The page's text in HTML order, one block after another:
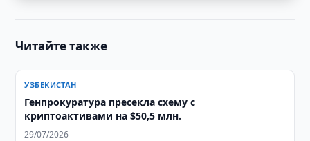
Читайте также
УЗБЕКИСТАН
Генпрокуратура пресекла схему с
криптоактивами на $50,5 млн.
29/07/2026